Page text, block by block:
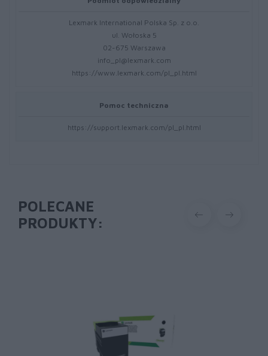
Lexmark International Polska Sp. z o.o.
ul. Wołoska 5
02-675 Warszawa
info_pl@lexmark.com
https://www.lexmark.com/pl_pl.html
Pomoc techniczna
https://support.lexmark.com/pl_pl.html
POLECANE
PRODUKTY: